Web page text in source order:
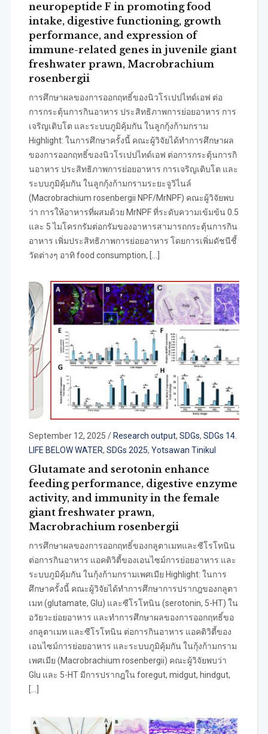
neuropeptide F in promoting food
intake, digestive functioning, growth
performance, and expression of
immune-related genes in juvenile giant
freshwater prawn, Macrobrachium
rosenbergii
การศึกษาผลของการออกฤทธิ์ของนิวโรเปปไทด์เอฟ ต่อ
การกระตุ้นการกินอาหาร ประสิทธิภาพการย่อยอาหาร การ
เจริญเติบโต และระบบภูมิคุ้มกัน ในลูกกุ้งก้ามกราม
Highlight: ในการศึกษาครั้งนี้ คณะผู้วิจัยได้ทำการศึกษาผล
ของการออกฤทธิ์ของนิวโรเปปไทด์เอฟ ต่อการกระตุ้นการกิ
นอาหาร ประสิทธิภาพการย่อยอาหาร การเจริญเติบโต และ
ระบบภูมิคุ้มกัน ในลูกกุ้งก้ามกรามระยะจูวิไนล์
(Macrobrachium rosenbergii NPF/MrNPF) คณะผู้วิจัยพบ
ว่า การให้อาหารที่ผสมด้วย MrNPF ที่ระดับความเข้มข้น 0.5
และ 5 ไมโครกรัมต่อกรัมของอาหารสามารถกระตุ้นการกิน
อาหาร เพิ่มประสิทธิภาพการย่อยอาหาร โดยการเพิ่มดัชนีชี้
วัดต่างๆ อาทิ food consumption, […]
September 12, 2025 / Research output, SDGs, SDGs 14.
LIFE BELOW WATER, SDGs 2025, Yotsawan Tinikul
Glutamate and serotonin enhance
feeding performance, digestive enzyme
activity, and immunity in the female
giant freshwater prawn,
Macrobrachium rosenbergii
การศึกษาผลของการออกฤทธิ์ของกลูตาเมทและซีโรโทนิน
ต่อการกินอาหาร แอคติวิตี้ของเอนไซม์การย่อยอาหาร และ
ระบบภูมิคุ้มกัน ในกุ้งก้ามกรามเพศเมีย Highlight: ในการ
ศึกษาครั้งนี้ คณะผู้วิจัยได้ทำการศึกษาการปรากฎของกลูตา
เมท (glutamate, Glu) และซีโรโทนิน (serotonin, 5-HT) ใน
อวัยวะย่อยอาหาร และทำการศึกษาผลของการออกฤทธิ์ขอ
งกลูตาเมท และซีโรโทนิน ต่อการกินอาหาร แอคติวิตี้ของ
เอนไซม์การย่อยอาหาร และระบบภูมิคุ้มกัน ในกุ้งก้ามกราม
เพศเมีย (Macrobrachium rosenbergii) คณะผู้วิจัยพบว่า
Glu และ 5-HT มีการปรากฎใน foregut, midgut, hindgut,